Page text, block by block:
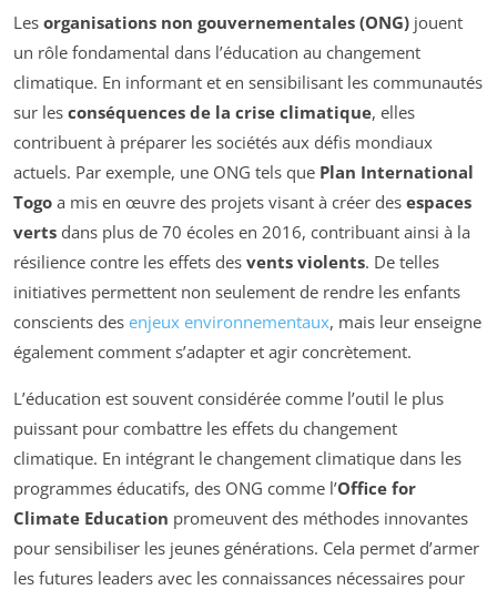
Les organisations non gouvernementales (ONG) jouent
un rôle fondamental dans l’éducation au changement
climatique. En informant et en sensibilisant les communautés
sur les conséquences de la crise climatique, elles
contribuent à préparer les sociétés aux défis mondiaux
actuels. Par exemple, une ONG tels que Plan International
Togo a mis en œuvre des projets visant à créer des espaces
verts dans plus de 70 écoles en 2016, contribuant ainsi à la
résilience contre les effets des vents violents. De telles
initiatives permettent non seulement de rendre les enfants
conscients des enjeux environnementaux, mais leur enseigne
également comment s’adapter et agir concrètement.
L’éducation est souvent considérée comme l’outil le plus
puissant pour combattre les effets du changement
climatique. En intégrant le changement climatique dans les
programmes éducatifs, des ONG comme l’Office for
Climate Education promeuvent des méthodes innovantes
pour sensibiliser les jeunes générations. Cela permet d’armer
les futures leaders avec les connaissances nécessaires pour